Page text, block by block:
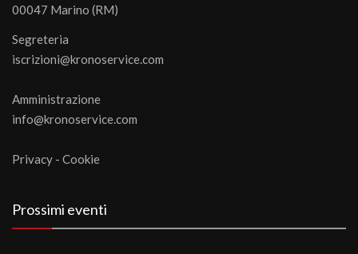
00047 Marino (RM)
Segreteria
iscrizioni@kronoservice.com
Amministrazione
info@kronoservice.com
Privacy - Cookie
Prossimi eventi